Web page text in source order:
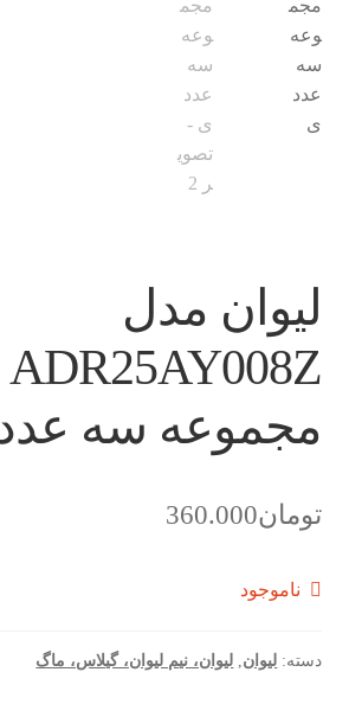
لیوان مدل
ADR25AY008Z
مجموعه سه
تومان360.000
ناموجود
دسته: لیوان, لیوان، نیم لیوان، گیلاس، ماگ